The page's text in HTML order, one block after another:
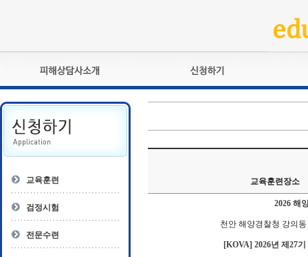
피해상담사란?
자격관리규정
상담사 자격증 확인
- 피해상담사 1급
- 전문수련감독자
- 전문수련기관
교육훈련
자격심사
교육훈련
검정시험
전문수련
교육훈련장소
2026 해
천안 해양경찰청 강의동
[KOVA] 2026년 제27